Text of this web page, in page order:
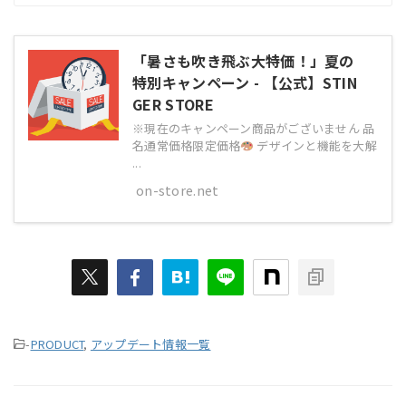
「暑さも吹き飛ぶ大特価！」夏の
特別キャンペーン - 【公式】STIN
GER STORE
※現在のキャンペーン商品がございません 品
名通常価格限定価格
デザインと機能を大解
...
on-store.net
-PRODUCT, アップデート情報一覧